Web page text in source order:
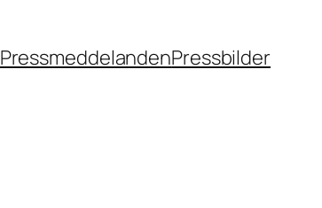
PressmeddelandenPressbilder